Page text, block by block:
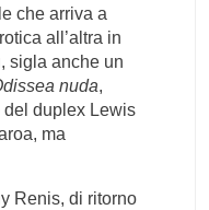
che arriva a
all’altra in
sigla anche un
nuda,
duplex Lewis
ma
Renis, di ritorno